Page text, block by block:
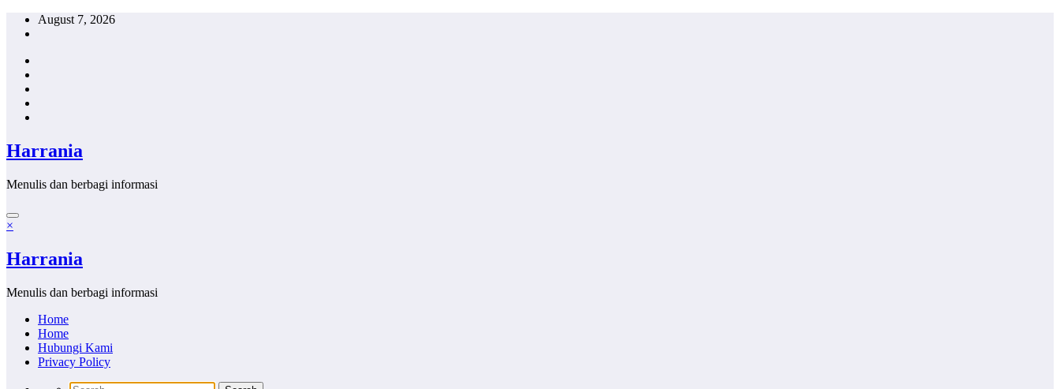
Skip
August 7, 2026
Harrania
Menulis dan berbagi informasi
×
Harrania
Menulis dan berbagi informasi
Home
Home
Hubungi Kami
Privacy Policy